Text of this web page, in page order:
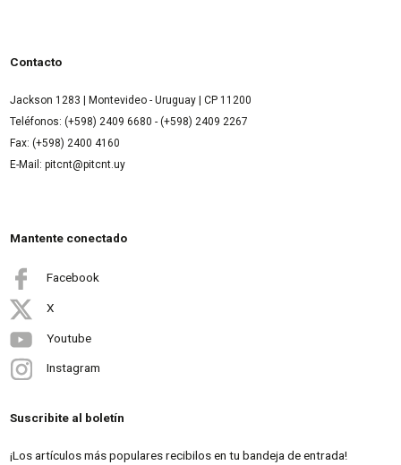
Contacto
Jackson 1283 | Montevideo - Uruguay | CP 11200
Teléfonos: (+598) 2409 6680 - (+598) 2409 2267
Fax: (+598) 2400 4160
E-Mail: pitcnt@pitcnt.uy
Mantente conectado
Facebook
X
Youtube
Instagram
Suscribite al boletín
¡Los artículos más populares recibilos en tu bandeja de entrada!